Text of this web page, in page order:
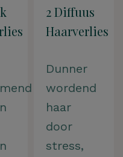
2 Diffuus
Haarverlies
Dunner
wordend
haar
door
stress,